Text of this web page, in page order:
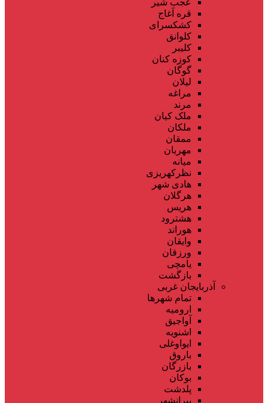
قره آغاج
کشکسرای
کلوانق
کلیبر
کوزه کنان
گوگان
لیلان
مراغه
مرند
ملک کیان
ملکان
ممقان
مهربان
میانه
نظرکهریزی
هادی شهر
هرگلان
هریس
هشترود
هوراند
وایقان
ورزقان
یامچی
بازگشت
آذربایجان غربی
تمام شهر‌ها
ارومیه
آواجیق
اشنویه
ایواوغلی
باروق
بازرگان
بوکان
پلدشت
پیرانشهر